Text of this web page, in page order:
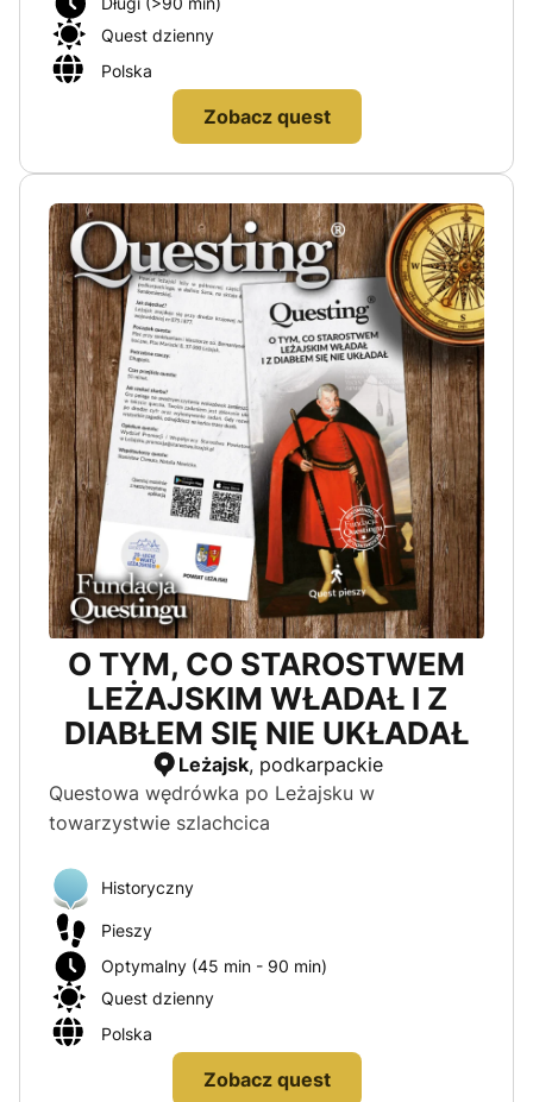
Quest dzienny
Polska
Zobacz quest
O TYM, CO STAROSTWEM
LEŻAJSKIM WŁADAŁ I Z
DIABŁEM SIĘ NIE UKŁADAŁ
Leżajsk, podkarpackie
Questowa wędrówka po Leżajsku w
towarzystwie szlachcica
Historyczny
Pieszy
Optymalny (45 min - 90 min)
Quest dzienny
Polska
Zobacz quest